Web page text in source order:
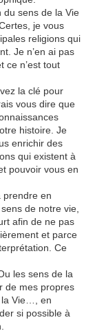
du sens de la Vie
je vous
religions qui
Je n’en ai pas
ce n’est tout
la clé pour
vous dire que
histoire. Je
enrichir des
qui existent à
pouvoir vous en
prendre en
de notre vie,
afin de ne pas
et parce
Ce
les sens de la
de mes propres
la Vie…, en
si possible à